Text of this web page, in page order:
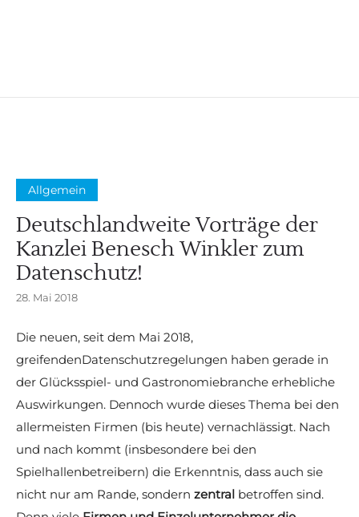
Allgemein
Deutschlandweite Vorträge der
Kanzlei Benesch Winkler zum
Datenschutz!
28. Mai 2018
Die neuen, seit dem Mai 2018,
greifendenDatenschutzregelungen haben gerade in
der Glücksspiel- und Gastronomiebranche erhebliche
Auswirkungen. Dennoch wurde dieses Thema bei den
allermeisten Firmen (bis heute) vernachlässigt. Nach
und nach kommt (insbesondere bei den
Spielhallenbetreibern) die Erkenntnis, dass auch sie
nicht nur am Rande, sondern zentral betroffen sind.